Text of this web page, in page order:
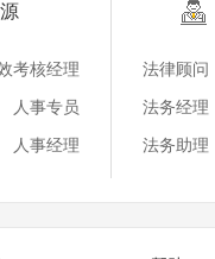
考核经理
人事专员
人事经理
法律顾问
法务经理
法务助理